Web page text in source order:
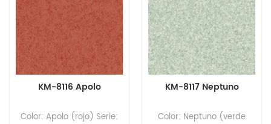
(ancho) x 20 m (largo).
Superficie: revestimiento
PUR
(ancho) x 20 m (largo).
Superficie: revestimiento
PUR
KM-8116 Apolo
Color: Apolo (rojo) Serie:
KM-8117 Neptuno
Color: Neptuno (verde